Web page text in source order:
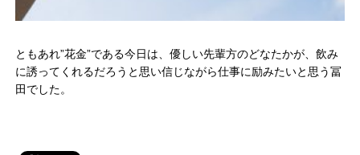
ともあれ”花金”である今日は、優しい先輩方のどなたかが、飲み
に誘ってくれるだろうと思い信じながら仕事に励みたいと思う冨
田でした。